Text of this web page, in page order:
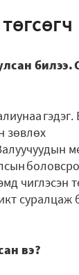
билээ.
зөвлөх
чиглэсэн
суралцаж
вэ?